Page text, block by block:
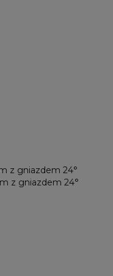
z gniazdem 24°
z gniazdem 24°